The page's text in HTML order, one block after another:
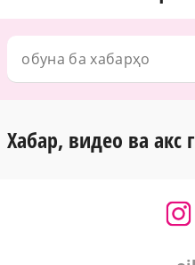
Хабар, видео ва акс